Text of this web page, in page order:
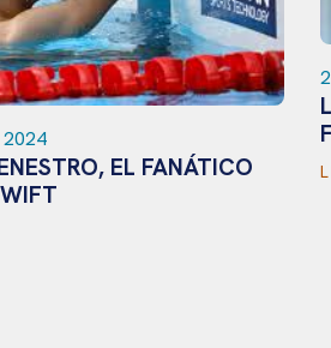
EL FANÁTICO